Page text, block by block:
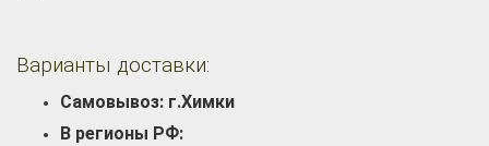
Варианты доставки:
Самовывоз: г.Химки
В регионы РФ: